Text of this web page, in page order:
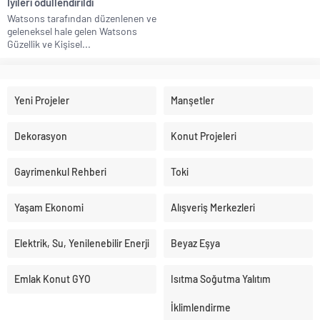
Watsons tarafından düzenlenen ve
geleneksel hale gelen Watsons
Güzellik ve Kişisel...
Yeni Projeler Manşetler
Dekorasyon Konut Projeleri
Gayrimenkul Rehberi Toki
Yaşam Ekonomi Alışveriş Merkezleri
Elektrik, Su, Yenilenebilir Enerji Beyaz Eşya
Emlak Konut GYO Isıtma Soğutma Yalıtım
İklimlendirme